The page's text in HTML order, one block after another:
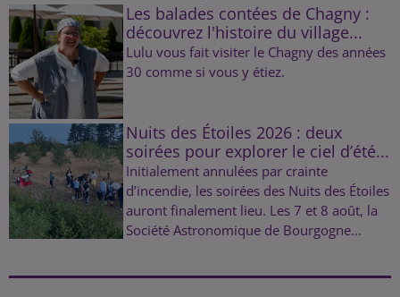
Les balades contées de Chagny :
découvrez l'histoire du village...
Lulu vous fait visiter le Chagny des années
30 comme si vous y étiez.
Nuits des Étoiles 2026 : deux
soirées pour explorer le ciel d’été...
Initialement annulées par crainte
d’incendie, les soirées des Nuits des Étoiles
auront finalement lieu. Les 7 et 8 août, la
Société Astronomique de Bourgogne...